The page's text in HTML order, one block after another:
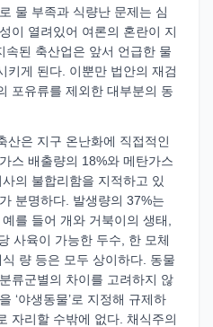
물 부족과 식량난 문제는 심
이 열려있어 여론의 혼란이 지
속된 축산업은 앞서 언급한 물
키게 된다. 이뿐만 법안의 재검
포유류를 제외한 대부분의 동
산은 지구 온난화에 직접적인
스 배출량의 18%와 메탄가스
의 불합리함을 지적하고 있
분명하다. 발생량의 37%는
를 들어 개와 거북이의 생태,
사육이 가능한 두수, 한 모체
량 등은 모두 상이하다. 동물
류군별의 차이를 고려하지 않
‘야생동물’로 지정해 규제하
자리할 수밖에 없다. 채식주의